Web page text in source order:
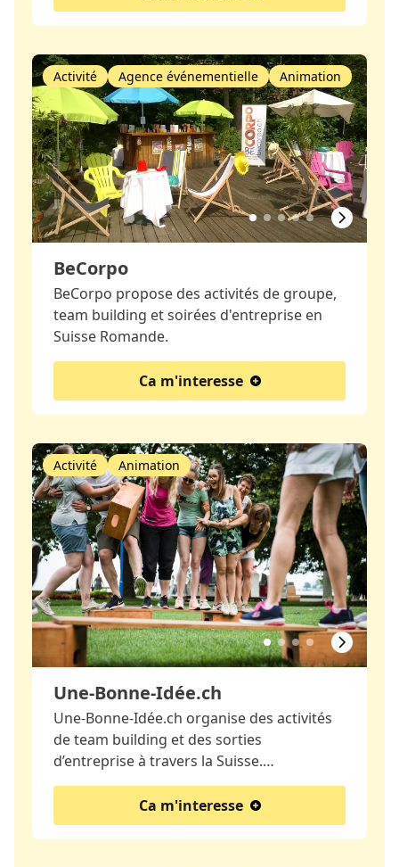
BeCorpo
Activité Agence événementielle Animation
BeCorpo propose des activités de groupe,
team building et soirées d'entreprise en
Suisse Romande.
Ca m'interesse
Une-Bonne-Idée.ch
Activité Animation
Une-Bonne-Idée.ch organise des activités
de team building et des sorties
d’entreprise à travers la Suisse.…
Ca m'interesse